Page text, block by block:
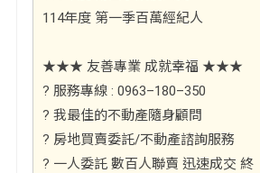
114年度 第一季百萬經紀人
★★★ 友善專業 成就幸福 ★★★
? 服務專線 : 0963–180–350
? 我最佳的不動產隨身顧問
? 房地買賣委託/不動產諮詢服務
? 一人委託 數百人聯賣 迅速成交 終